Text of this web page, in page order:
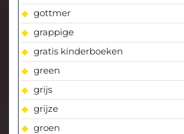
gottmer
grappige
gratis kinderboeken
green
grijs
grijze
groen